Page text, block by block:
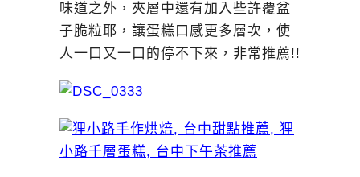
味道之外，夾層中還有加入些許覆盆
子脆粒耶，讓蛋糕口感更多層次，使
人一口又一口的停不下來，非常推薦!!